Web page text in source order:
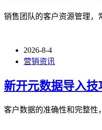
销售团队的客户资源管理
2026-8-4
营销资讯
新开元数据导入
客户数据的准确性和完整